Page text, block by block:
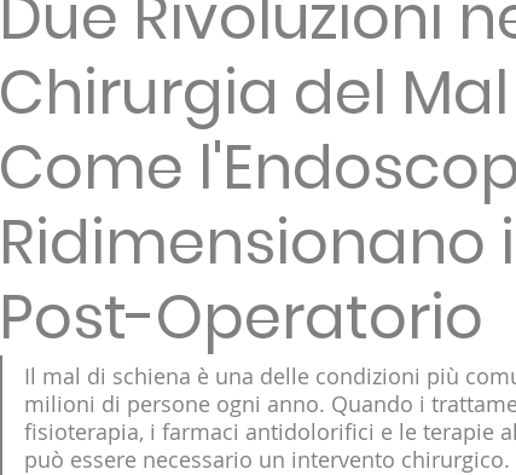
Due Rivoluzioni
Chirurgia del
Come
Ridimensionano
Post-Operatorio
Il mal di schiena è una delle condizioni più
milioni di persone ogni anno. Quando i
fisioterapia, i farmaci antidolorifici e le terapie
può essere necessario un intervento chirurgico.